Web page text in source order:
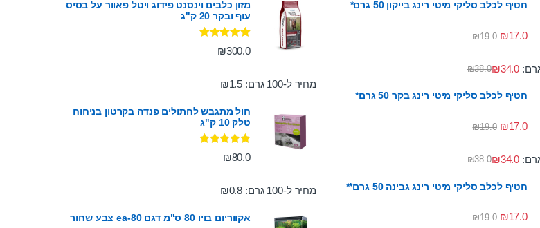
חטיף לכלב סליקי מיטי רינג בייקון 50 גרם*
₪17.0
₪19.0
₪38.0₪34.0
חטיף לכלב סליקי מיטי רינג בקר 50 גרם*
₪17.0
₪19.0
₪38.0₪34.0
חטיף לכלב סליקי מיטי רינג גבינה 50 גרם**
₪17.0
₪19.0
מזון כלבים וינסנט פידוג ויטל פאוור על בסיס
עוף ובקר 20 ק"ג
דורג5.00
מתוך 5 ₪300.0
מחיר ל-100 גרם: ₪1.5
חול מתגבש לחתולים פנדה בקרטון בניחוח
טלק 10 ק"ג
דורג5.00
מתוך 5₪80.0
מחיר ל-100 גרם: ₪0.8
אקווריום בויו 80 ס"מ דגם ea-80 צבע שחור